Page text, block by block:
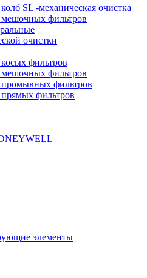
SL -механическая очистка
фильтров
очистки
фильтров
фильтров
фильтров
фильтров
элементы